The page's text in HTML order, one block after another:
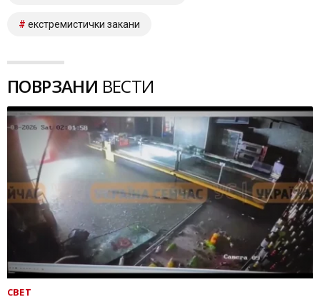
екстремистички закани
ПОВРЗАНИ ВЕСТИ
СВЕТ